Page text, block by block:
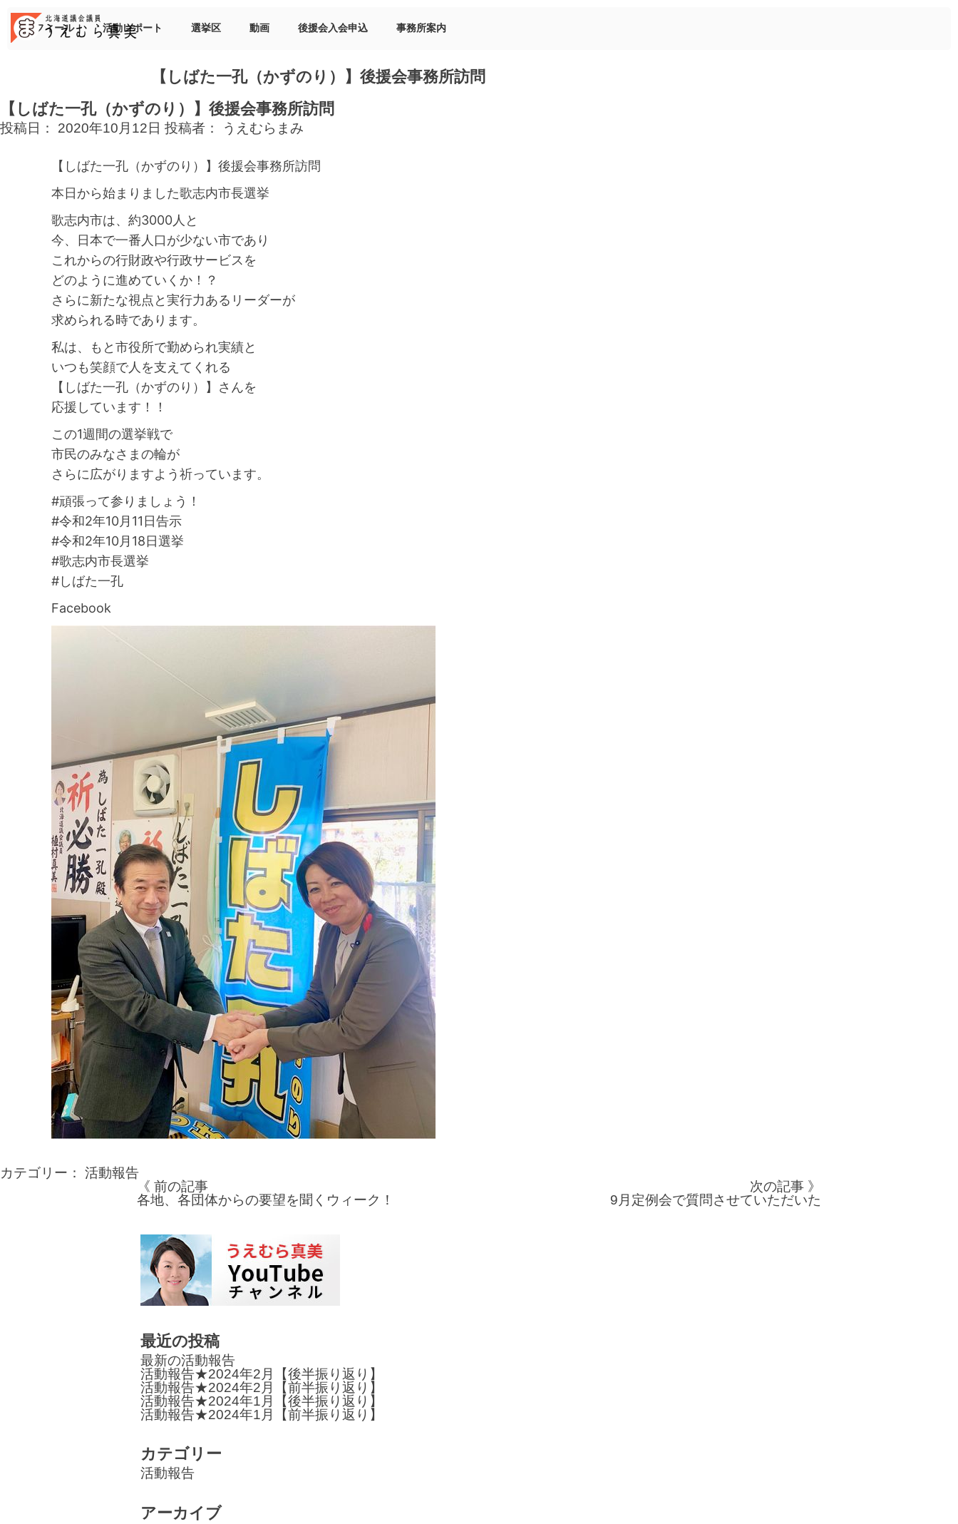
content
プロフィール 活動レポート 選挙区 動画 後援会入会申込 事務所案内
【しばた一孔（かずのり）】後援会事務所訪問
【しばた一孔（かずのり）】後援会事務所訪問
投稿日： 2020年10月12日 投稿者： うえむらまみ
【しばた一孔（かずのり）】後援会事務所訪問
本日から始まりました歌志内市長選挙
歌志内市は、約3000人と
今、日本で一番人口が少ない市であり
これからの行財政や行政サービスを
どのように進めていくか！？
さらに新たな視点と実行力あるリーダーが
求められる時であります。
私は、もと市役所で勤められ実績と
いつも笑顔で人を支えてくれる
【しばた一孔（かずのり）】さんを
応援しています！！
この1週間の選挙戦で
市民のみなさまの輪が
さらに広がりますよう祈っています。
#頑張って参りましょう！
#令和2年10月11日告示
#令和2年10月18日選挙
#歌志内市長選挙
#しばた一孔
Facebook
カテゴリー： 活動報告
投
ナ
ビ
ゲ
シ
ョ
ン
《 前の記事
各地、各団体からの要望を聞くウィーク！
次の記事 》
9月定例会で質問させていただいた
最近の投稿
最新の活動報告
活動報告★2024年2月【後半振り返り】
活動報告★2024年2月【前半振り返り】
活動報告★2024年1月【後半振り返り】
活動報告★2024年1月【前半振り返り】
カテゴリー
活動報告
アーカイブ